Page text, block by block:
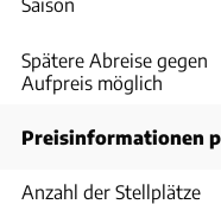
Spätere Abreise gegen
Aufpreis möglich
Preisinformationen
Anzahl der Stellplätze